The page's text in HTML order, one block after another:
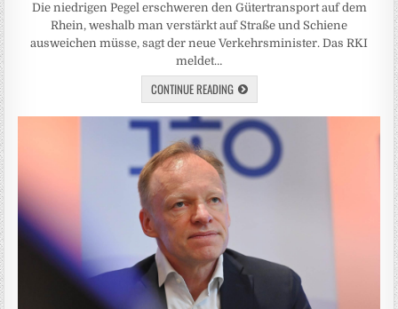
Die niedrigen Pegel erschweren den Gütertransport auf dem
Rhein, weshalb man verstärkt auf Straße und Schiene
ausweichen müsse, sagt der neue Verkehrsminister. Das RKI
meldet…
CONTINUE READING